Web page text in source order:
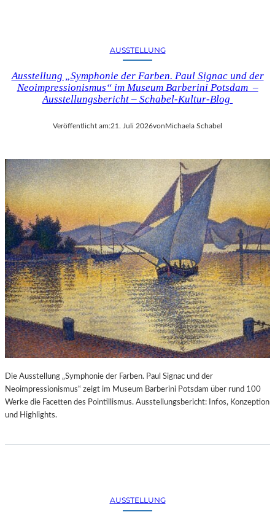
AUSSTELLUNG
Ausstellung „Symphonie der Farben. Paul Signac und der
Neoimpressionismus“ im Museum Barberini Potsdam –
Ausstellungsbericht – Schabel-Kultur-Blog
Veröffentlicht am:21. Juli 2026vonMichaela Schabel
Die Ausstellung „Symphonie der Farben. Paul Signac und der
Neoimpressionismus“ zeigt im Museum Barberini Potsdam über rund 100
Werke die Facetten des Pointillismus. Ausstellungsbericht: Infos, Konzeption
und Highlights.
AUSSTELLUNG